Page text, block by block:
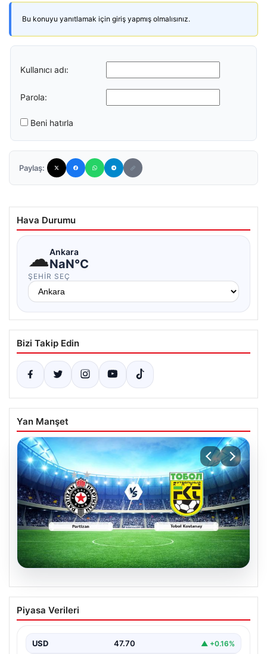
Bu konuyu yanıtlamak için giriş yapmış olmalısınız.
Kullanıcı adı:
Parola:
Beni hatırla
Paylaş:
Hava Durumu
☁Ankara
NaN°C
ŞEHIR SEÇ
Bizi Takip Edin
Yan Manşet
06.08.2026
CANLI | Partizan – Tobol Kostanay Canlı
Maç Anlatımı
Piyasa Verileri
USD 47.70 ▲ +0.16%